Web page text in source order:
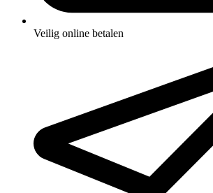
Veilig online betalen